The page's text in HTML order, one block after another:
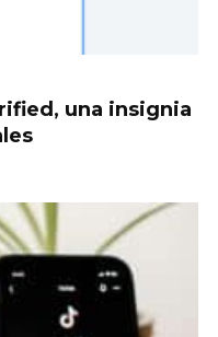
una insignia